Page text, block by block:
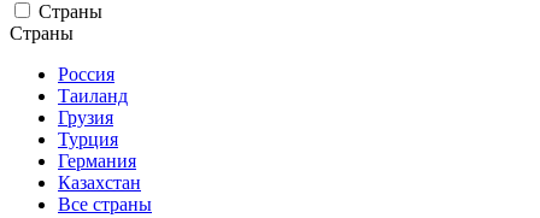
Страны
Страны
Россия
Таиланд
Грузия
Турция
Германия
Казахстан
Все страны